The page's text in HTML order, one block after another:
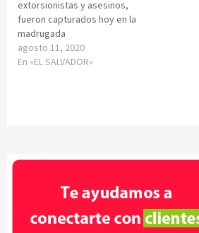
extorsionistas y asesinos,
fueron capturados hoy en la
madrugada
agosto 11, 2020
En «EL SALVADOR»